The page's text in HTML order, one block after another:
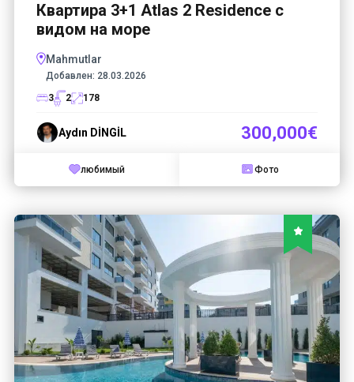
Квартира 3+1 Atlas 2 Residence с
видом на море
Mahmutlar
Добавлен: 28.03.2026
3
2 178
Aydın DİNGİL 300,000€
любимый Фото